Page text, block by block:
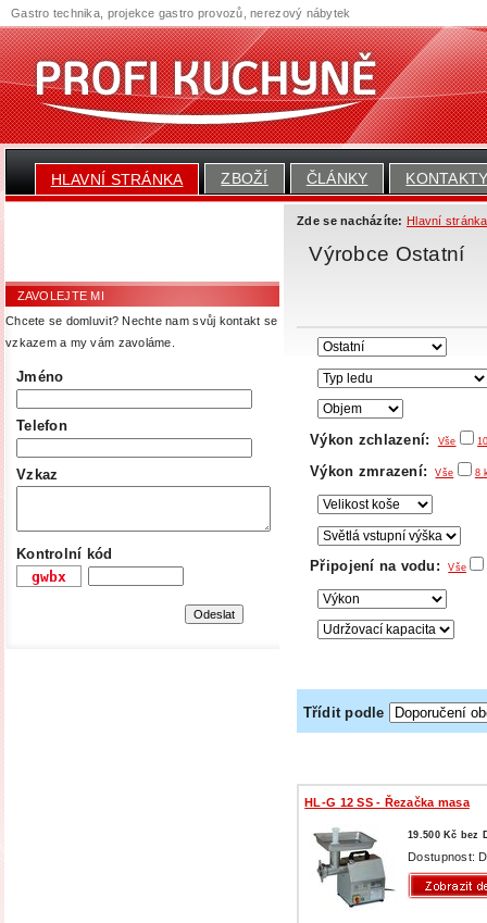
HLAVNÍ STRÁNKA ZBOŽÍ ČLÁNKY
ZAVOLEJTE MI
Chcete se domluvit? Nechte nam svůj kontakt se
vzkazem a my vám zavoláme.
Jméno
Telefon
Vzkaz
Kontrolní kód
Zde se nacházíte: Hlavní stránka
Výrobce Ostatní
Výkon zchlazení: Vše
Výkon zmrazení: Vše 8
Připojení na vodu: Vše
Třídit podle
HL-G 12 SS - Řezačka masa
19.500 Kč bez
Dostupnost:
Gastro technika, projekce gastro provozů, nerezový nábytek